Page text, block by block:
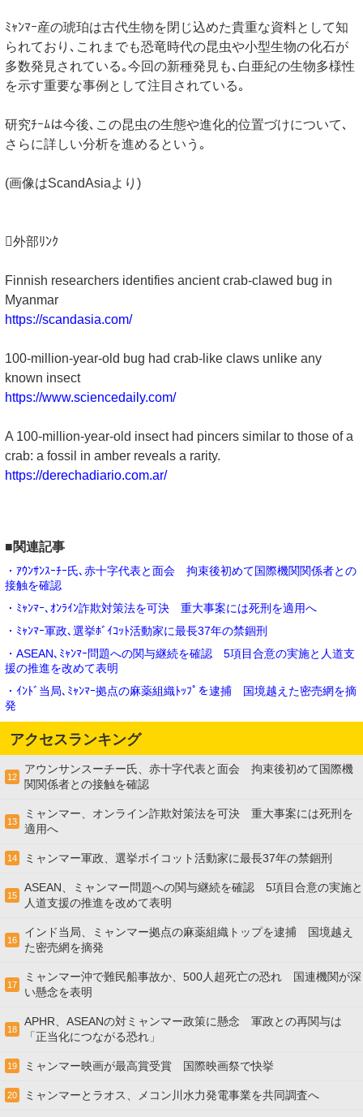
ﾐｬﾝﾏｰ産の琥珀は古代生物を閉じ込めた貴重な資料として知
られており､これまでも恐竜時代の昆虫や小型生物の化石が
多数発見されている｡今回の新種発見も､白亜紀の生物多様性
を示す重要な事例として注目されている｡
研究ﾁｰﾑは今後､この昆虫の生態や進化的位置づけについて､
さらに詳しい分析を進めるという｡
(画像はScandAsiaより)
外部ﾘﾝｸ
Finnish researchers identifies ancient crab-clawed bug in
Myanmar
https://scandasia.com/
100-million-year-old bug had crab-like claws unlike any
known insect
https://www.sciencedaily.com/
A 100-million-year-old insect had pincers similar to those of a
crab: a fossil in amber reveals a rarity.
https://derechadiario.com.ar/
■関連記事
・ｱｳﾝｻﾝｽｰﾁｰ氏､赤十字代表と面会 拘束後初めて国際機関関係者との
接触を確認
・ﾐｬﾝﾏｰ､ｵﾝﾗｲﾝ詐欺対策法を可決 重大事案には死刑を適用へ
・ﾐｬﾝﾏｰ軍政､選挙ﾎﾞｲｺｯﾄ活動家に最長37年の禁錮刑
・ASEAN､ﾐｬﾝﾏｰ問題への関与継続を確認 5項目合意の実施と人道支
援の推進を改めて表明
・ｲﾝﾄﾞ当局､ﾐｬﾝﾏｰ拠点の麻薬組織ﾄｯﾌﾟを逮捕 国境越えた密売網を摘
発
アクセスランキング
12
アウンサンスーチー氏、赤十字代表と面会 拘束後初めて国際機
関関係者との接触を確認
13
ミャンマー、オンライン詐欺対策法を可決 重大事案には死刑を
適用へ
14 ミャンマー軍政、選挙ボイコット活動家に最長37年の禁錮刑
15
ASEAN、ミャンマー問題への関与継続を確認 5項目合意の実施と
人道支援の推進を改めて表明
16
インド当局、ミャンマー拠点の麻薬組織トップを逮捕 国境越え
た密売網を摘発
17
ミャンマー沖で難民船事故か、500人超死亡の恐れ 国連機関が深
い懸念を表明
18
APHR、ASEANの対ミャンマー政策に懸念 軍政との再関与は
「正当化につながる恐れ」
19 ミャンマー映画が最高賞受賞 国際映画祭で快挙
20 ミャンマーとラオス、メコン川水力発電事業を共同調査へ